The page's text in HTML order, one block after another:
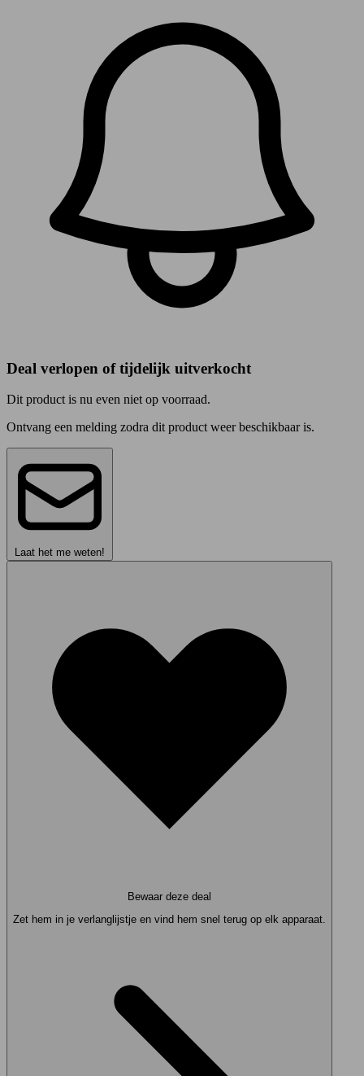
Deal verlopen of tijdelijk uitverkocht
Dit product is nu even niet op voorraad.
Ontvang een melding zodra dit product weer beschikbaar is.
Laat het me weten!
Bewaar deze deal
Zet hem in je verlanglijstje en vind hem snel terug op elk apparaat.